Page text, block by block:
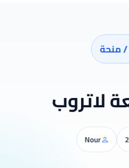
منحة
لاتروب
Nour